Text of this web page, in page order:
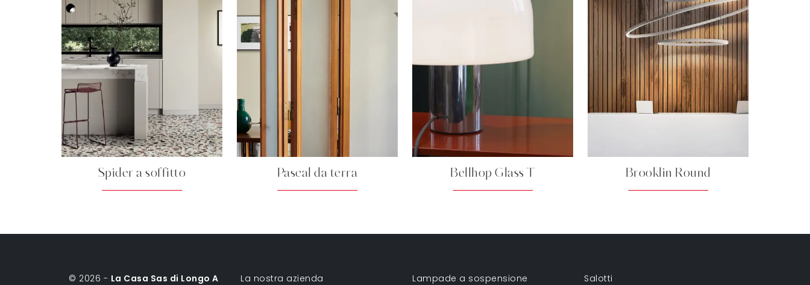
Spider a soffitto Pascal da terra Bellhop Glass T Brooklin Round
© 2026 - La Casa Sas di Longo A
La nostra azienda Lampade a sospensione Salotti